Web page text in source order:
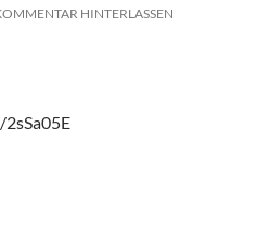
HINTERLASSEN